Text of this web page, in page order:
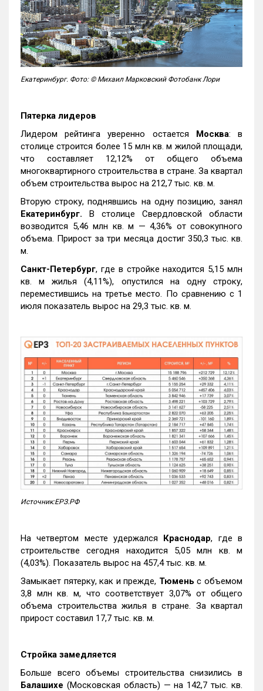
Екатеринбург. Фото: © Михаил Марковский Фотобанк Лори
Пятерка лидеров
Лидером рейтинга уверенно остается Москва: в
столице строится более 15 млн кв. м жилой площади,
что составляет 12,12% от общего объема
многоквартирного строительства в стране. За квартал
объем строительства вырос на 212,7 тыс. кв. м.
Вторую строку, поднявшись на одну позицию, занял
Екатеринбург. В столице Свердловской области
возводится 5,46 млн кв. м — 4,36% от совокупного
объема. Прирост за три месяца достиг 350,3 тыс. кв.
м.
Санкт-Петербург, где в стройке находится 5,15 млн
кв. м жилья (4,11%), опустился на одну строку,
переместившись на третье место. По сравнению с 1
июля показатель вырос на 29,3 тыс. кв. м.
Источник:ЕРЗ.РФ
На четвертом месте удержался Краснодар, где в
строительстве сегодня находится 5,05 млн кв. м
(4,03%). Показатель вырос на 457,4 тыс. кв. м.
Замыкает пятерку, как и прежде, Тюмень с объемом
3,8 млн кв. м, что соответствует 3,07% от общего
объема строительства жилья в стране. За квартал
прирост составил 17,7 тыс. кв. м.
Стройка замедляется
Больше всего объемы строительства снизились в
Балашихе (Московская область) — на 142,7 тыс. кв.